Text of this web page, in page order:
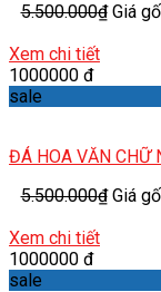
5.500.000₫ Giá
Xem chi tiết
1000000 đ
sale
ĐÁ HOA VĂN CHỮ
5.500.000₫ Giá
Xem chi tiết
1000000 đ
sale